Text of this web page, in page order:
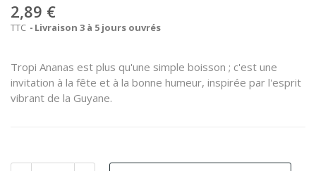
2,89 €
TTC Livraison 3 à 5 jours ouvrés
Tropi Ananas est plus qu'une simple boisson ; c'est une
invitation à la fête et à la bonne humeur, inspirée par l'esprit
vibrant de la Guyane.